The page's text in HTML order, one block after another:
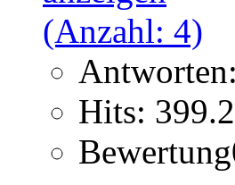
Antworten:
Hits: